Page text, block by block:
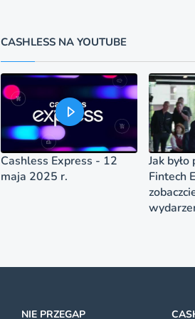
CASHLESS NA YOUTUBE
Cashless Express - 12
maja 2025 r.
Jak
Fintech
NIE PRZEGAP